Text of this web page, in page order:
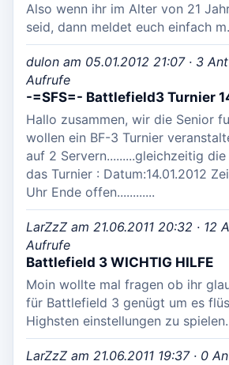
Also wenn ihr im Alter von 21
seid, dann meldet euch einfach
dulon am 05.01.2012 21:07 · 3
Aufrufe
-=SFS=- Battlefield3 Turnier
Hallo zusammen, wir die Senior
wollen ein BF-3 Turnier
auf 2 Servern.........gleichzeitig
das Turnier : Datum:14.01.2012
Uhr Ende offen............
LarZzZ am 21.06.2011 20:32 · 12
Aufrufe
Battlefield 3 WICHTIG HILFE
Moin wollte mal fragen ob ihr
für Battlefield 3 genügt um es
Highsten einstellungen zu spielen.
LarZzZ am 21.06.2011 19:37 · 0